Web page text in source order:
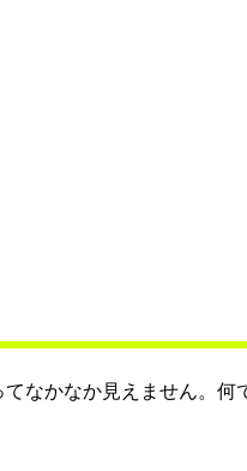
なかなか見えません。何